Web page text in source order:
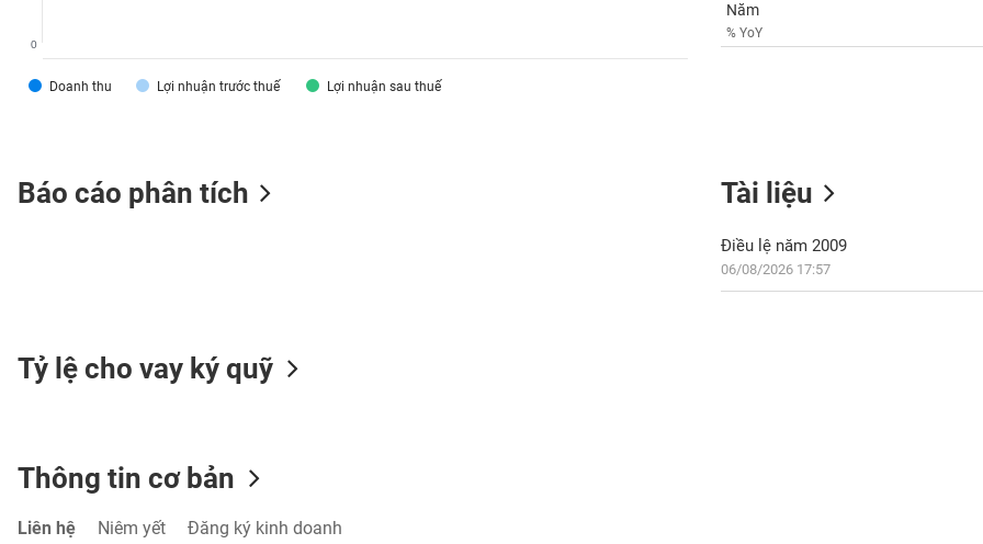
Doanh thu Lợi nhuận trước thuế Lợi nhuận sau thuế
0
Năm
% YoY
Báo cáo phân tích Tài liệu
Điều lệ năm 2009
06/08/2026 17:57
Tỷ lệ cho vay ký quỹ
Thông tin cơ bản
Liên hệ Niêm yết Đăng ký kinh doanh
VẬT
NGHIỆP
KHÔNG
THIẾT
DÙNG